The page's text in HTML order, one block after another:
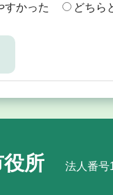
すかった どちら
所 法人番号